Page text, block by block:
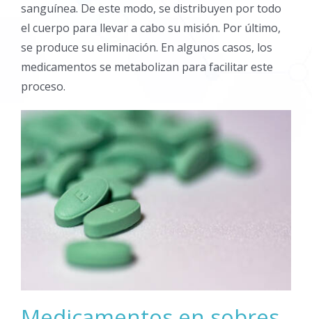
sanguínea. De este modo, se distribuyen por todo
el cuerpo para llevar a cabo su misión. Por último,
se produce su eliminación. En algunos casos, los
medicamentos se metabolizan para facilitar este
proceso.